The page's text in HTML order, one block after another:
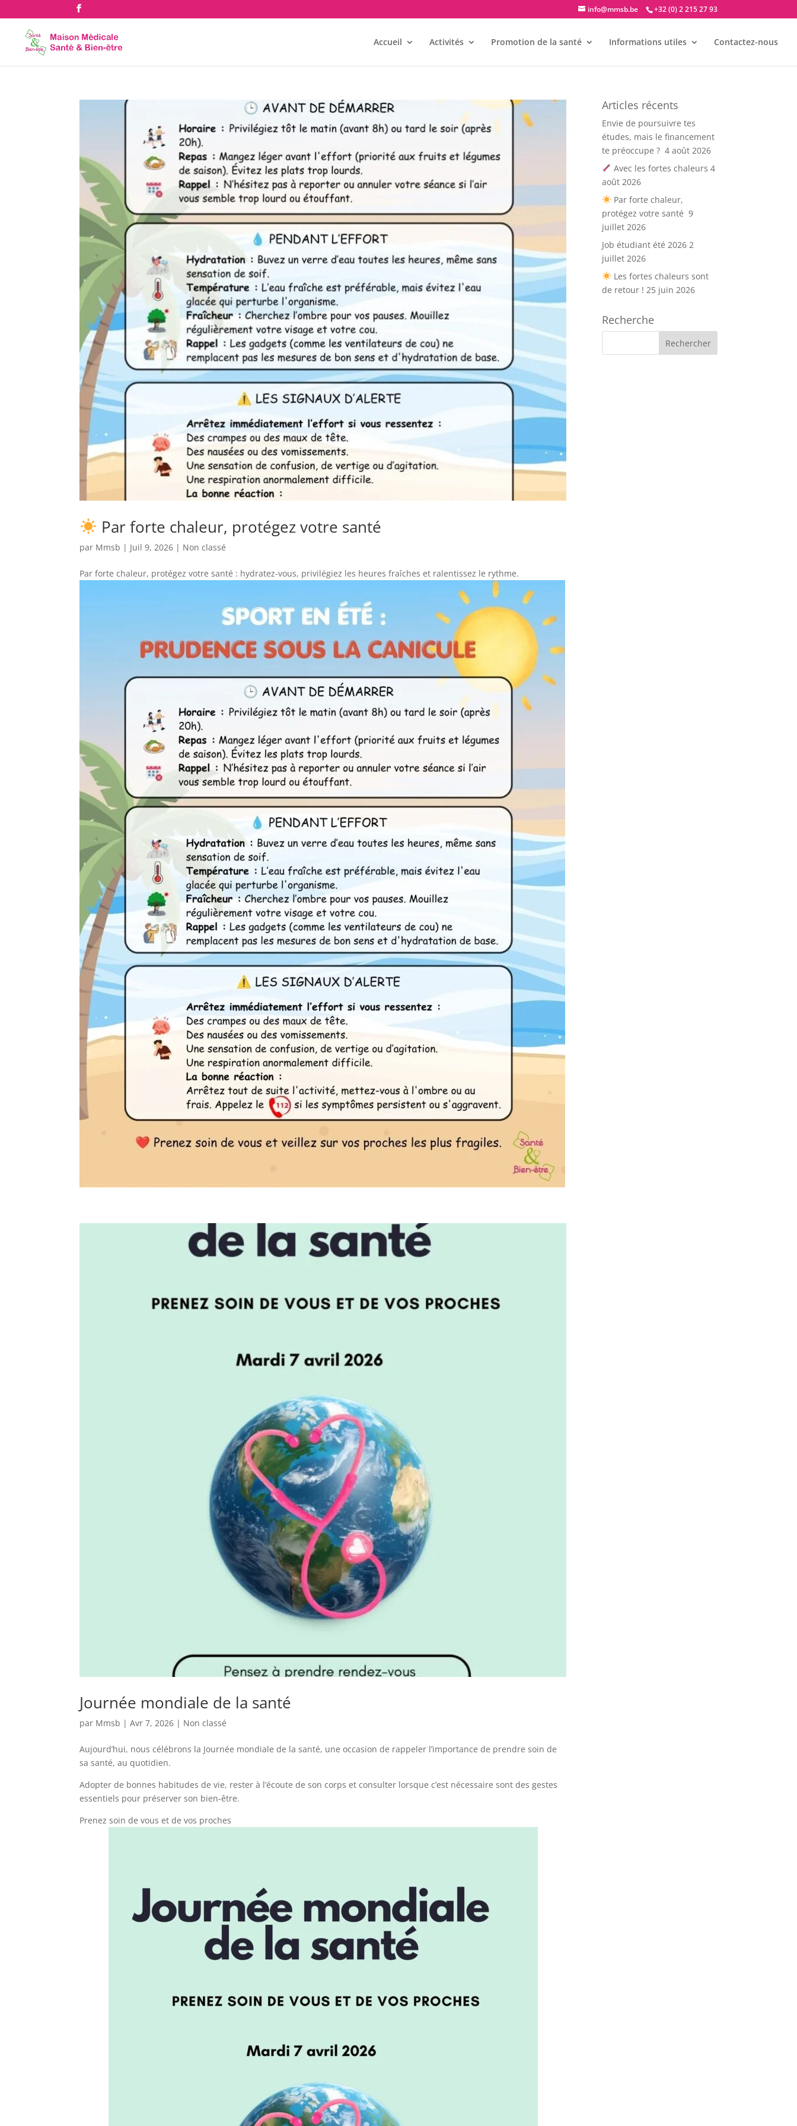
+32 (0) 2 215 27 93
info@mmsb.be
Accueil Activités Promotion de la santé Informations utiles Contactez-nous
Par forte chaleur, protégez votre santé
par Mmsb | Juil 9, 2026 | Non classé
Par forte chaleur, protégez votre santé : hydratez-vous, privilégiez les heures fraîches et ralentissez le rythme.
Journée mondiale de la santé
par Mmsb |Avr 7, 2026 | Non classé
Aujourd’hui, nous célébrons la Journée mondiale de la santé, une occasion de rappeler l’importance de prendre soin de
sa santé, au quotidien.
Adopter de bonnes habitudes de vie, rester à l’écoute de son corps et consulter lorsque c’est nécessaire sont des gestes
essentiels pour préserver son bien-être.
Prenez soin de vous et de vos proches
Articles récents
Envie de poursuivre tes
études, mais le financement
te préoccupe ? 4 août 2026
Avec les fortes chaleurs 4
août 2026
Par forte chaleur,
protégez votre santé 9
juillet 2026
Job étudiant été 2026 2
juillet 2026
Les fortes chaleurs sont
de retour ! 25 juin 2026
Recherche